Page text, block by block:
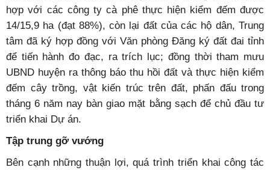
hợp với các công ty cà phê thực hiện kiểm đếm được
14/15,9 ha (đạt 88%), còn lại đất của các hộ dân, Trung
tâm đã ký hợp đồng với Văn phòng Đăng ký đất đai tỉnh
để tiến hành đo đạc, ra trích lục; đồng thời tham mưu
UBND huyện ra thông báo thu hồi đất và thực hiện kiểm
đếm cây trồng, vật kiến trúc trên đất, phấn đấu trong
tháng 6 năm nay bàn giao mặt bằng sạch để chủ đầu tư
triển khai Dự án.
Tập trung gỡ vướng
Bên cạnh những thuận lợi, quá trình triển khai công tác